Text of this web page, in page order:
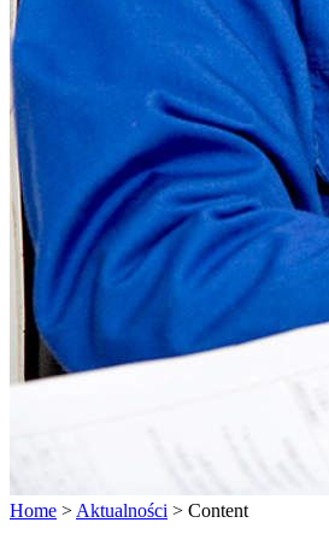
Home > Aktualności > Content